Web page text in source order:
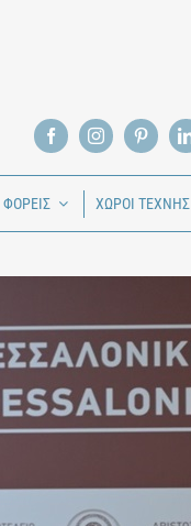
ΦΟΡΕΙΣ ΧΩΡΟΙ ΤΕΧΝΗΣ